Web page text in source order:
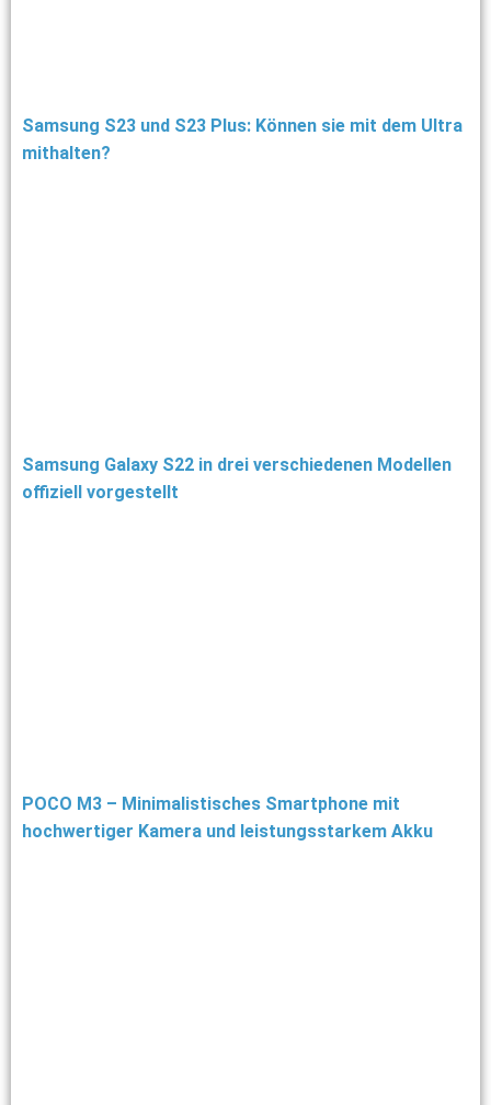
Samsung S23 und S23 Plus: Können sie mit dem Ultra
mithalten?
Samsung Galaxy S22 in drei verschiedenen Modellen
offiziell vorgestellt
POCO M3 – Minimalistisches Smartphone mit
hochwertiger Kamera und leistungsstarkem Akku